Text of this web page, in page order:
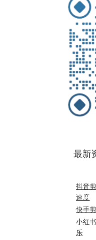
最新
抖音
速度
快手
小红
乐